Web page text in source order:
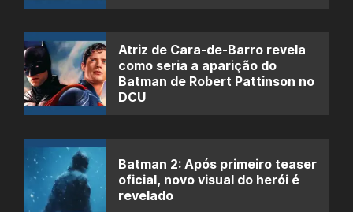
Atriz de Cara-de-Barro revela
como seria a aparição do
Batman de Robert Pattinson no
DCU
Batman 2: Após primeiro teaser
oficial, novo visual do herói é
revelado